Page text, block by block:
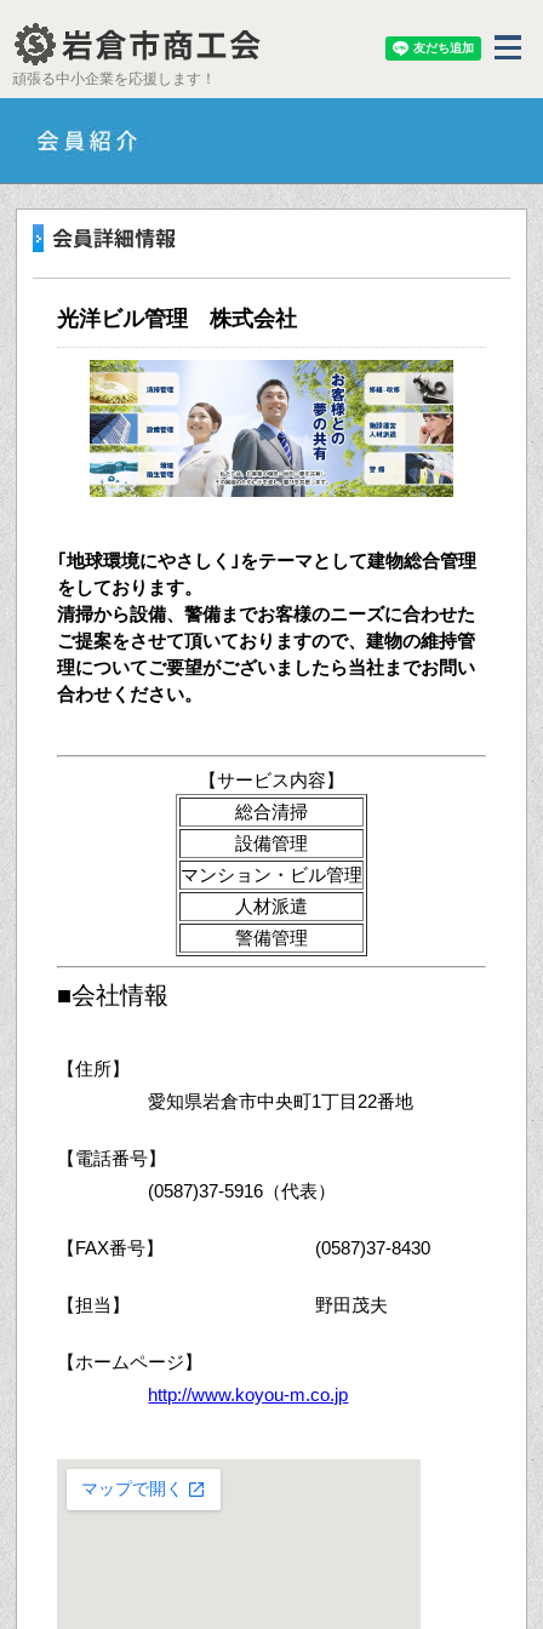
頑張る中小企業を応援します！
光洋ビル管理 株式会社
｢地球環境にやさしく｣をテーマとして建物総合管理
をしております。
清掃から設備、警備までお客様のニーズに合わせた
ご提案をさせて頂いておりますので、建物の維持管
理についてご要望がございましたら当社までお問い
合わせください。
【サービス内容】
総合清掃
設備管理
マンション・ビル管理
人材派遣
警備管理
■会社情報
【住所】
愛知県岩倉市中央町1丁目22番地
【電話番号】
(0587)37-5916（代表）
【FAX番号】 (0587)37-8430
【担当】 野田茂夫
【ホームページ】
http://www.koyou-m.co.jp